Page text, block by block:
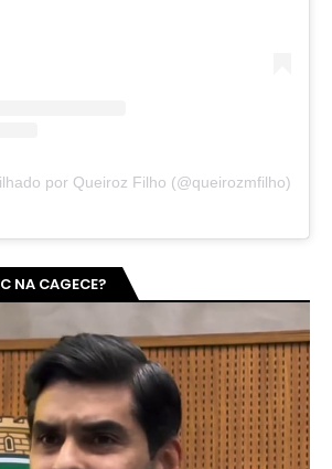
por Queiroz Filho (@queirozmfilho)
NA CAGECE?